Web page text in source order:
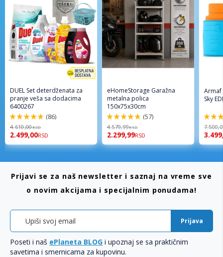
DUEL Set deterdženata za
pranje veša sa dodacima
6400267
98%
(86)
4.610,00RSD
2.499,00RSD
eHomeStorage Garažna
metalna polica
150x75x30cm
96%
(57)
4.579,99RSD
2.299,99RSD
Armaf
Sky
94%
Prijavi se za naš newsletter i saznaj na vreme sve
o novim akcijama i specijalnim ponudama!
Prijava
Poseti i naš ePlaneta BLOG i upoznaj se sa praktičnim
savetima i smernicama za kupovinu.